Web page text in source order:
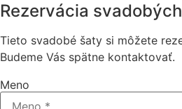
Rezervácia
Tieto svadobé šaty si môžete
Budeme Vás spätne kontaktovať.
Meno